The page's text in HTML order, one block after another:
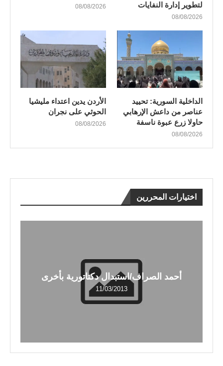
لتطوير إدارة النفايات
08/08/2026
08/08/2026
الداخلية السورية: تحييد
عناصر من داعش الإرهابي
حاولا زرع عبوة ناسفة
08/08/2026
الأردن يدين اعتداء مليشيا
الحوثي على نجران
08/08/2026
اختيارات المحررين
أحمد الصراف/استبدال دكتاتورية بأخرى
11/03/2013